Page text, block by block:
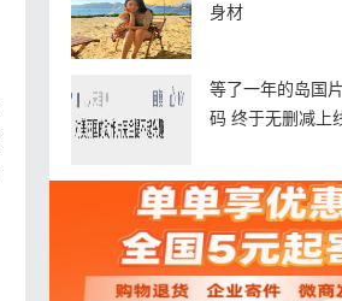
身材
等了一年的岛国
码 终于无删减上